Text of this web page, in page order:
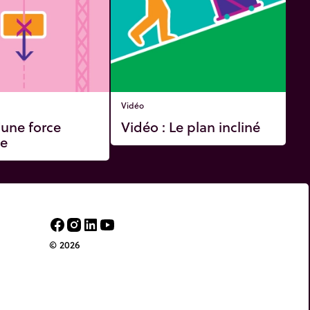
force
Vidéo
Vidéo : Le plan incliné
© 2026